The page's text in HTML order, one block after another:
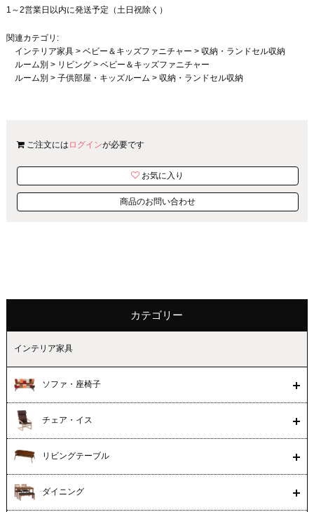
1～2営業日以内に発送予定（土日祝除く）
関連カテゴリ:
インテリア家具> ベビー＆キッズファニチャー > 収納・ランドセル収納
ルーム別 > リビング> ベビー＆キッズファニチャー
ルーム別 > 子供部屋・キッズルーム > 収納・ランドセル収納
ご注文には ログインが必要です
お気に入り
商品のお問い合わせ
カテゴリー
インテリア家具
ソファ・座椅子
チェア・イス
リビングテーブル
ダイニング